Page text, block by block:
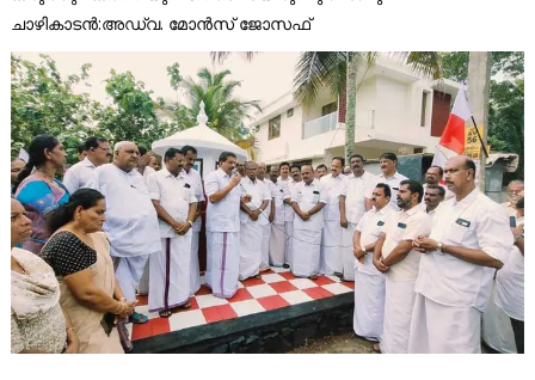
കാറുകൾ തമ്മിൽ കൂട്ടിയിടിച്ച് അപകടം
പ്രളയബാധിത പൂഞ്ഞാർ തെക്കേക്കരയെ അവഗണിച്ച
പൊതുമരാമത്ത് മന്ത്രി പി.കെ. ബഷീറിന്റെ നടപടി
പ്രതിഷേധാർഹം ബി ജെ പി
ചാഴികാടൻ:അഡ്വ. മോൻസ് ജോസഫ്